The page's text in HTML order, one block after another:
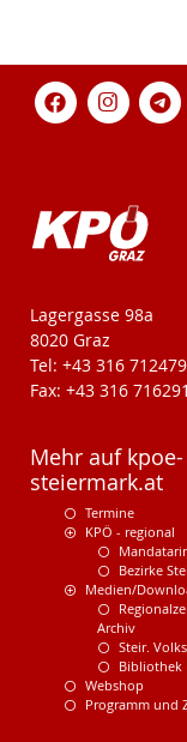
KPÖ-Steiermark
Lagergasse 98a
8020 Graz
Tel: +43 316 712479
Fax: +43 316 716291
Mehr auf kpoe-
steiermark.at
Termine
KPÖ - regional
Bezirke
Medien/
Archiv
Steir.
Bibliothek
Webshop
Programm und